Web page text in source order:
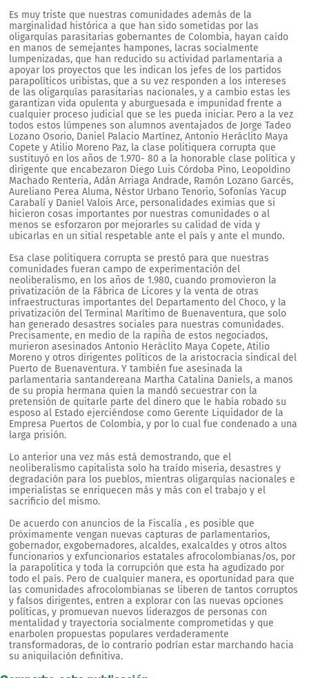
Es muy triste que nuestras comunidades además de la
marginalidad histórica a que han sido sometidas por las
oligarquías parasitarias gobernantes de Colombia, hayan caído
en manos de semejantes hampones, lacras socialmente
lumpenizadas, que han reducido su actividad parlamentaria a
apoyar los proyectos que les indican los jefes de los partidos
parapolíticos uribistas, que a su vez responden a los intereses
de las oligarquías parasitarias nacionales, y a cambio estas les
garantizan vida opulenta y aburguesada e impunidad frente a
cualquier proceso judicial que se les pueda iniciar. Pero a la vez
todos estos lúmpenes son alumnos aventajados de Jorge Tadeo
Lozano Osorio, Daniel Palacio Martínez, Antonio Heráclito Maya
Copete y Atilio Moreno Paz, la clase politiquera corrupta que
sustituyó en los años de 1.970- 80 a la honorable clase política y
dirigente que encabezaron Diego Luis Córdoba Pino, Leopoldino
Machado Renteria, Adán Arriaga Andrade, Ramón Lozano Garcés,
Aureliano Perea Aluma, Néstor Urbano Tenorio, Sofonías Yacup
Carabalí y Daniel Valois Arce, personalidades eximias que si
hicieron cosas importantes por nuestras comunidades o al
menos se esforzaron por mejorarles su calidad de vida y
ubicarlas en un sitial respetable ante el país y ante el mundo.
Esa clase politiquera corrupta se prestó para que nuestras
comunidades fueran campo de experimentación del
neoliberalismo, en los años de 1.980, cuando promovieron la
privatización de la Fábrica de Licores y la venta de otras
infraestructuras importantes del Departamento del Choco, y la
privatización del Terminal Marítimo de Buenaventura, que solo
han generado desastres sociales para nuestras comunidades.
Precisamente, en medio de la rapiña de estos negociados,
murieron asesinados Antonio Heráclito Maya Copete, Atilio
Moreno y otros dirigentes políticos de la aristocracia sindical del
Puerto de Buenaventura. Y también fue asesinada la
parlamentaria santandereana Martha Catalina Daniels, a manos
de su propia hermana quien la mandó secuestrar con la
pretensión de quitarle parte del dinero que le había robado su
esposo al Estado ejerciéndose como Gerente Liquidador de la
Empresa Puertos de Colombia, y por lo cual fue condenado a una
larga prisión.
Lo anterior una vez más está demostrando, que el
neoliberalismo capitalista solo ha traído miseria, desastres y
degradación para los pueblos, mientras oligarquías nacionales e
imperialistas se enriquecen más y más con el trabajo y el
sacrificio del mismo.
De acuerdo con anuncios de la Fiscalía , es posible que
próximamente vengan nuevas capturas de parlamentarios,
gobernador, exgobernadores, alcaldes, exalcaldes y otros altos
funcionarios y exfuncionarios estatales afrocolombianas/os, por
la parapolitica y toda la corrupción que esta ha agudizado por
todo el país. Pero de cualquier manera, es oportunidad para que
las comunidades afrocolombianas se liberen de tantos corruptos
y falsos dirigentes, entren a explorar con las nuevas opciones
políticas, y promuevan nuevos liderazgos de personas con
mentalidad y trayectoria socialmente comprometidas y que
enarbolen propuestas populares verdaderamente
transformadoras, de lo contrario podrían estar marchando hacia
su aniquilación definitiva.